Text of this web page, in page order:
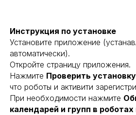
Инструкция по установке
Установите приложение
автоматически).
Откройте страницу приложения.
Нажмите Проверить установку
что роботы и активити
При необходимости нажмите
календарей и групп в роботах